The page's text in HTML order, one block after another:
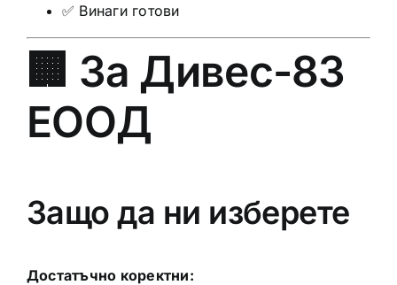
✅ Винаги готови
🏢 За Дивес-83
ЕООД
Защо да ни изберете
Достатъчно коректни: